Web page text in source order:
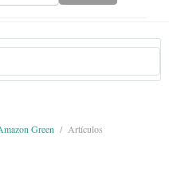
Green Artículos